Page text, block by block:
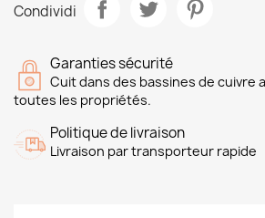
Condividi
Garanties sécurité
Cuit dans des bassines de cuivre
toutes les propriétés.
Politique de livraison
Livraison par transporteur rapide